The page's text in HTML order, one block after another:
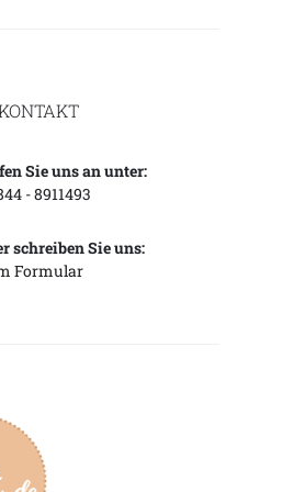
Sie uns an unter:
- 8911493
schreiben Sie uns:
Formular